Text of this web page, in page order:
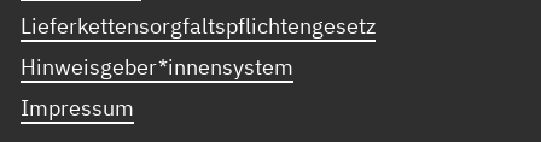
Lieferkettensorgfaltspflichtengesetz
Hinweisgeber*innensystem
Impressum